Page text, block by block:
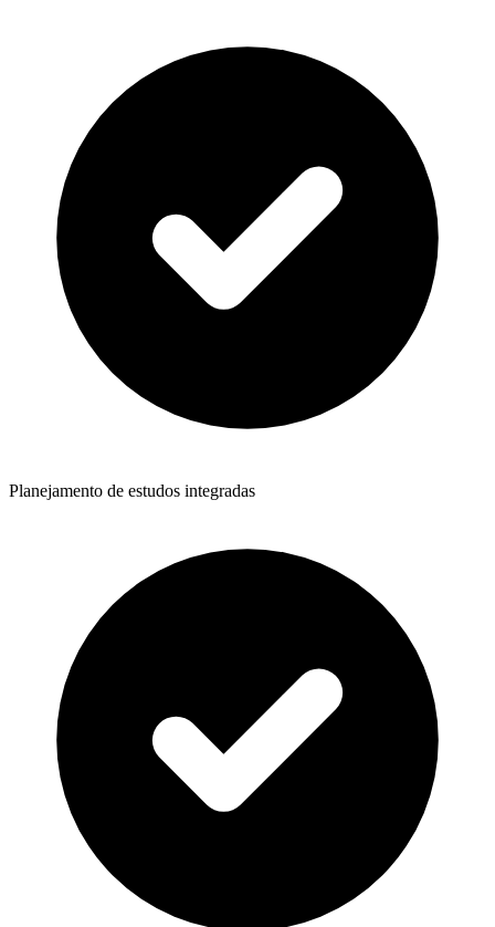
Planejamento de estudos integradas